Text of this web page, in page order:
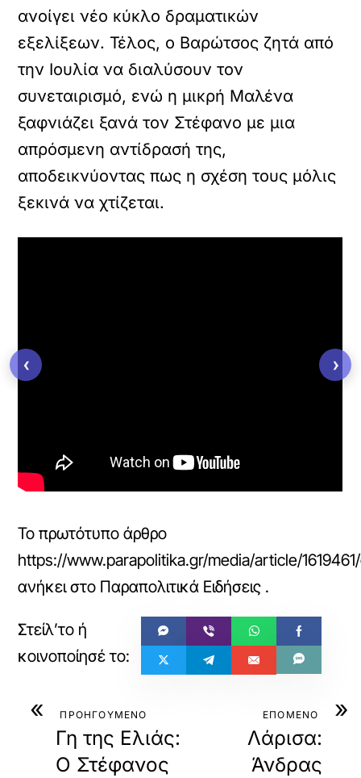
ανοίγει νέο κύκλο δραματικών
εξελίξεων. Τέλος, ο Βαρώτσος ζητά από
την Ιουλία να διαλύσουν τον
συνεταιρισμό, ενώ η μικρή Μαλένα
ξαφνιάζει ξανά τον Στέφανο με μια
απρόσμενη αντίδρασή της,
αποδεικνύοντας πως η σχέση τους μόλις
ξεκινά να χτίζεται.
Το πρωτότυπο άρθρο
https://www.parapolitika.gr/media/article/
ανήκει στο Παραπολιτικά Ειδήσεις .
« ΠΡΟΗΓΟΥΜΕΝΟ
Γη της Ελιάς:
Ο Στέφανος
»
ΕΠΟΜΕΝΟ
Λάρισα:
Άνδρας
‹ ›